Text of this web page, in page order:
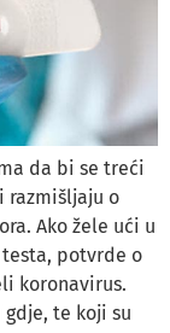
da bi se treći
razmišljaju o
Ako žele ući u
potvrde o
koronavirus.
te koji su